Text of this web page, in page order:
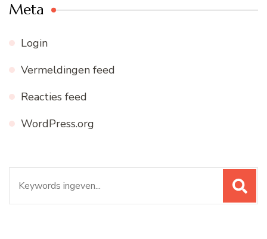
Meta
Login
Vermeldingen feed
Reacties feed
WordPress.org
naar: